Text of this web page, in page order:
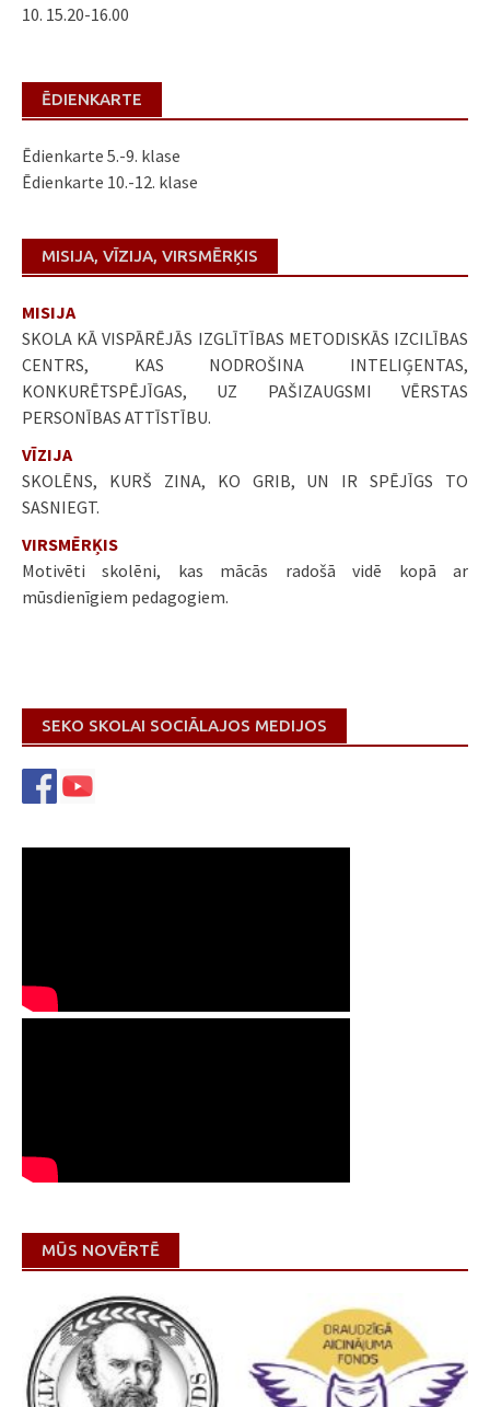
10. 15.20-16.00
ĒDIENKARTE
Ēdienkarte 5.-9. klase
Ēdienkarte 10.-12. klase
MISIJA, VĪZIJA, VIRSMĒRĶIS
MISIJA
SKOLA KĀ VISPĀRĒJĀS IZGLĪTĪBAS METODISKĀS IZCILĪBAS
CENTRS, KAS NODROŠINA INTELIĢENTAS,
KONKURĒTSPĒJĪGAS, UZ PAŠIZAUGSMI VĒRSTAS
PERSONĪBAS ATTĪSTĪBU.
VĪZIJA
SKOLĒNS, KURŠ ZINA, KO GRIB, UN IR SPĒJĪGS TO
SASNIEGT.
VIRSMĒRĶIS
Motivēti skolēni, kas mācās radošā vidē kopā ar
mūsdienīgiem pedagogiem.
SEKO SKOLAI SOCIĀLAJOS MEDIJOS
MŪS NOVĒRTĒ